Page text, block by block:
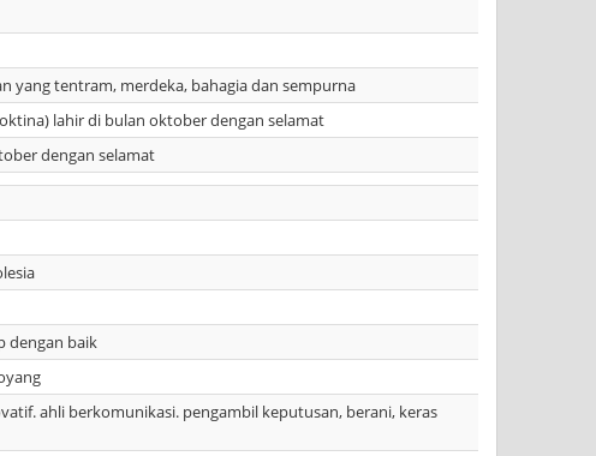
yang tentram, merdeka, bahagia dan sempurna
lahir di bulan oktober dengan selamat
dengan selamat
dengan baik
ahli berkomunikasi. pengambil keputusan, berani, keras